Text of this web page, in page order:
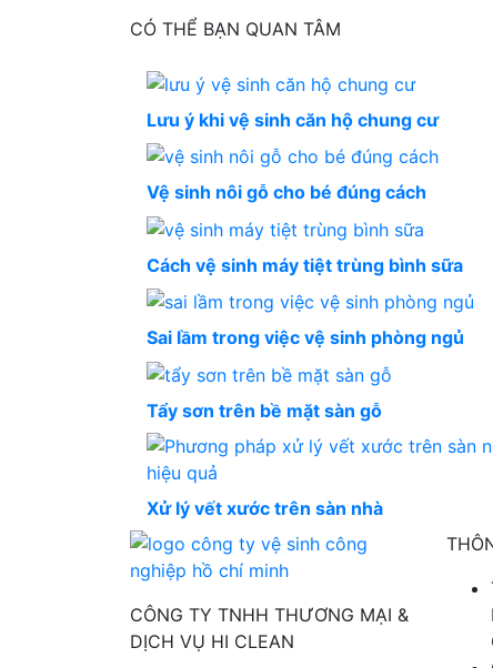
CÓ THỂ BẠN QUAN TÂM
Lưu ý khi vệ sinh căn hộ chung cư
Vệ sinh nôi gỗ cho bé đúng cách
Cách vệ sinh máy tiệt trùng bình sữa
Sai lầm trong việc vệ sinh phòng ngủ
Tẩy sơn trên bề mặt sàn gỗ
Xử lý vết xước trên sàn nhà
CÔNG TY TNHH THƯƠNG MẠI &
DỊCH VỤ HI CLEAN